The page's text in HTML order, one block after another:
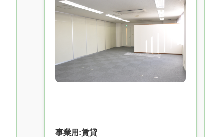
事業用:賃貸